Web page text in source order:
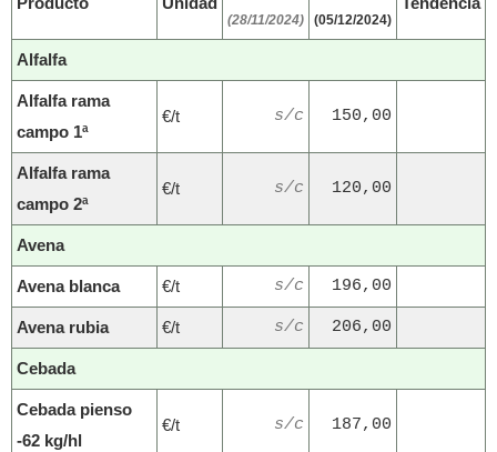
(28/11/2024) (05/12/2024)
Alfalfa
Alfalfa rama
campo 1ª
€/t s/c 150,00
Alfalfa rama
campo 2ª
€/t s/c 120,00
Avena
Avena blanca €/t s/c 196,00
Avena rubia €/t s/c 206,00
Cebada
Cebada pienso
-62 kg/hl
€/t s/c 187,00